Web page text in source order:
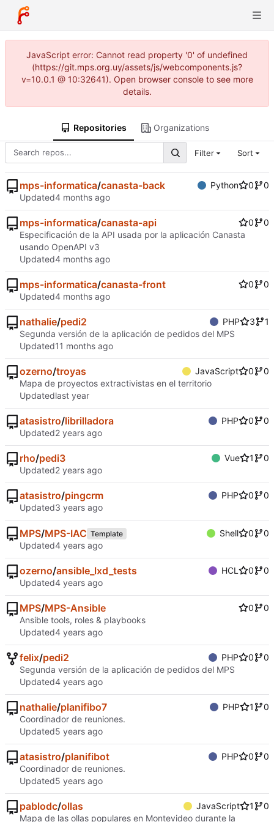
JavaScript error: Cannot read property '0' of undefined
(https://git.mps.org.uy/assets/js/webcomponents.js?
v=10.0.1 @ 10:32641). Open browser console to see more
details.
Repositories Organizations
Filter Sort
mps-informatica/canasta-back Python 0
0
Updated
mps-informatica/canasta-api 0
0
Especificación de la API usada por la aplicación Canasta
usando OpenAPI v3
Updated
mps-informatica/canasta-front 0
0
Updated
nathalie/pedi2 PHP 3
1
Segunda versión de la aplicación de pedidos del MPS
Updated
ozerno/troyas JavaScript 0
0
Mapa de proyectos extractivistas en el territorio
Updated
atasistro/librilladora PHP 0
0
Updated
rho/pedi3 Vue 1
0
Updated
atasistro/pingcrm PHP 0
0
Updated
MPS/MPS-IAC Template Shell 0
0
Updated
ozerno/ansible_lxd_tests HCL 0
0
Updated
MPS/MPS-Ansible 0
0
Ansible tools, roles & playbooks
Updated
felix/pedi2 PHP 0
0
Segunda versión de la aplicación de pedidos del MPS
Updated
nathalie/planifibo7 PHP 1
0
Coordinador de reuniones.
Updated
atasistro/planifibot PHP 0
0
Coordinador de reuniones.
Updated
pablodc/ollas JavaScript 1
0
Mapa de las ollas populares en Montevideo durante la